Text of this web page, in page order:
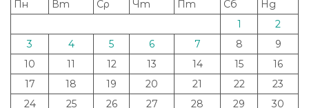
Пн
Вт Ср Чт Пт Сб
Нд
1
2
3
4 5 6 7 8
9
10
11 12 13 14 15
16
17
18 19 20 21 22
23
24
25 26 27 28 29
30